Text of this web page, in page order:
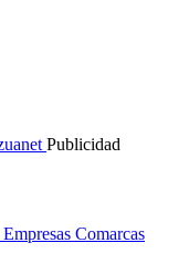
Publicidad
Empresas Comarcas